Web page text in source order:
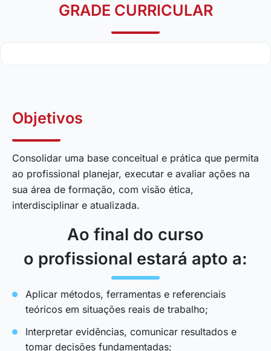
GRADE CURRICULAR
Objetivos
Consolidar uma base conceitual e prática que permita
ao profissional planejar, executar e avaliar ações na
sua área de formação, com visão ética,
interdisciplinar e atualizada.
Ao final do curso
o profissional estará apto a:
Aplicar métodos, ferramentas e referenciais
teóricos em situações reais de trabalho;
Interpretar evidências, comunicar resultados e
tomar decisões fundamentadas;